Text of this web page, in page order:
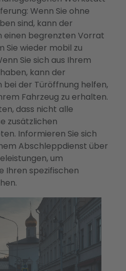
Wenn Sie ohne
sind, kann der
einen begrenzten Vorrat
Sie wieder mobil zu
Sie sich aus Ihrem
kann der
der Türöffnung helfen,
Fahrzeug zu erhalten.
dass nicht alle
zusätzlichen
Informieren Sie sich
Abschleppdienst über
um
Ihren spezifischen